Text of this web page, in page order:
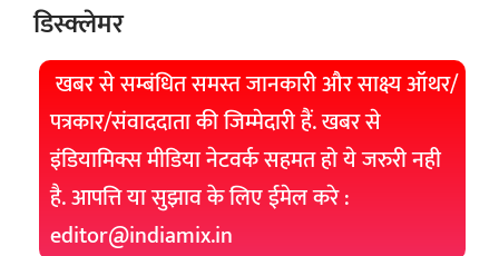
डिस्क्लेमर
खबर से सम्बंधित समस्त जानकारी और साक्ष्य ऑथर/
पत्रकार/संवाददाता की जिम्मेदारी हैं. खबर से
इंडियामिक्स मीडिया नेटवर्क सहमत हो ये जरुरी नही
है. आपत्ति या सुझाव के लिए ईमेल करे :
editor@indiamix.in